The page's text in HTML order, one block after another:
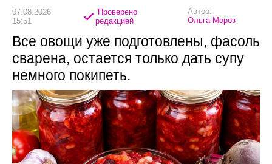
07.08.2026
15:51
Проверено
редакцией
Автор:
Ольга Мороз
Все овощи уже подготовлены, фасоль
сварена, остается только дать супу
немного покипеть.